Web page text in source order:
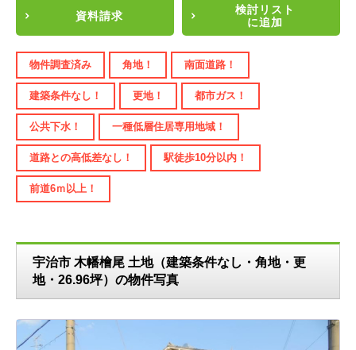
資料請求
検討リスト
に追加
物件調査済み 角地！ 南面道路！
建築条件なし！ 更地！ 都市ガス！
公共下水！ 一種低層住居専用地域！
道路との高低差なし！ 駅徒歩10分以内！
前道6ｍ以上！
宇治市 木幡檜尾 土地（建築条件なし・角地・更
地・26.96坪）の物件写真